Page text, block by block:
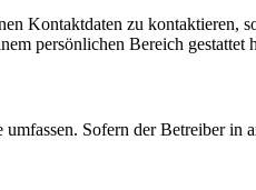
Kontaktdaten zu
persönlichen Bereich gestattet
Sofern der Betreiber